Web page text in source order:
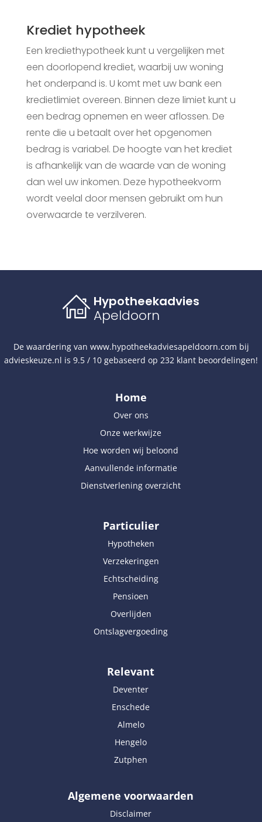
Krediet hypotheek
Een krediethypotheek kunt u vergelijken met
een doorlopend krediet, waarbij uw woning
het onderpand is. U komt met uw bank een
kredietlimiet overeen. Binnen deze limiet kunt u
een bedrag opnemen en weer aflossen. De
rente die u betaalt over het opgenomen
bedrag is variabel. De hoogte van het krediet
is afhankelijk van de waarde van de woning
dan wel uw inkomen. Deze hypotheekvorm
wordt veelal door mensen gebruikt om hun
overwaarde te verzilveren.
Hypotheekadvies
Apeldoorn
De waardering van www.hypotheekadviesapeldoorn.com bij
advieskeuze.nl is 9.5 / 10 gebaseerd op 232 klant beoordelingen!
Home
Over ons
Onze werkwijze
Hoe worden wij beloond
Aanvullende informatie
Dienstverlening overzicht
Particulier
Hypotheken
Verzekeringen
Echtscheiding
Pensioen
Overlijden
Ontslagvergoeding
Relevant
Deventer
Enschede
Almelo
Hengelo
Zutphen
Algemene voorwaarden
Disclaimer